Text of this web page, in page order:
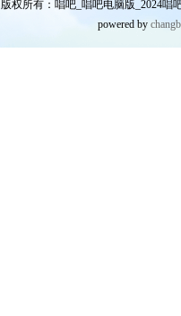
版权所有：唱吧_唱吧电脑版_2024唱
powered by